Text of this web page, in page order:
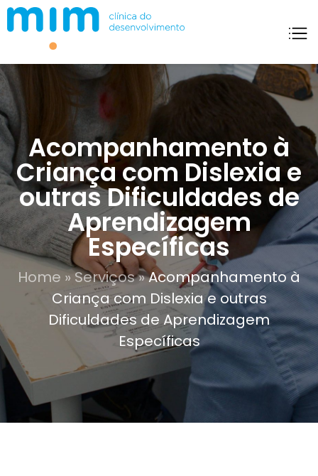
Acompanhamento à
Criança com Dislexia e
outras Dificuldades de
Aprendizagem
Específicas
Home »Serviços»Acompanhamento à
Criança com Dislexia e outras
Dificuldades de Aprendizagem
Específicas